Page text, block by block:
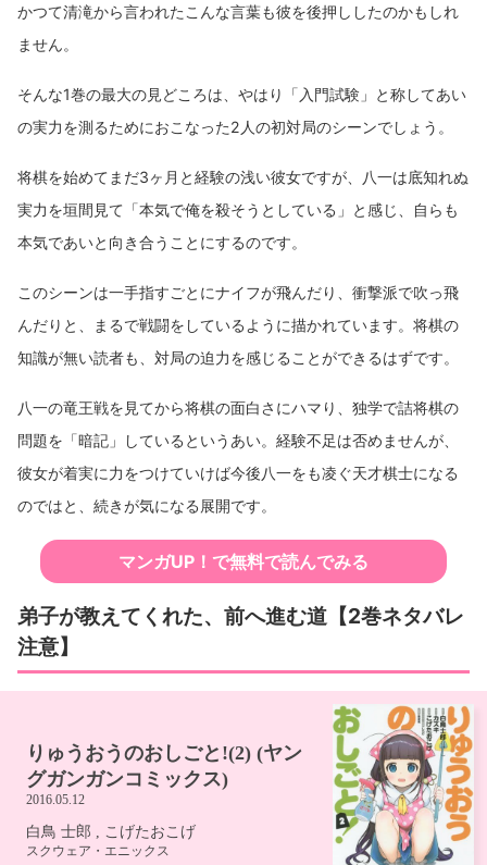
かつて清滝から言われたこんな言葉も彼を後押ししたのかもしれ
ません。
そんな1巻の最大の見どころは、やはり「入門試験」と称してあい
の実力を測るためにおこなった2人の初対局のシーンでしょう。
将棋を始めてまだ3ヶ月と経験の浅い彼女ですが、八一は底知れぬ
実力を垣間見て「本気で俺を殺そうとしている」と感じ、自らも
本気であいと向き合うことにするのです。
このシーンは一手指すごとにナイフが飛んだり、衝撃派で吹っ飛
んだりと、まるで戦闘をしているように描かれています。将棋の
知識が無い読者も、対局の迫力を感じることができるはずです。
八一の竜王戦を見てから将棋の面白さにハマり、独学で詰将棋の
問題を「暗記」しているというあい。経験不足は否めませんが、
彼女が着実に力をつけていけば今後八一をも凌ぐ天才棋士になる
のではと、続きが気になる展開です。
マンガUP！で無料で読んでみる
弟子が教えてくれた、前へ進む道【2巻ネタバレ
注意】